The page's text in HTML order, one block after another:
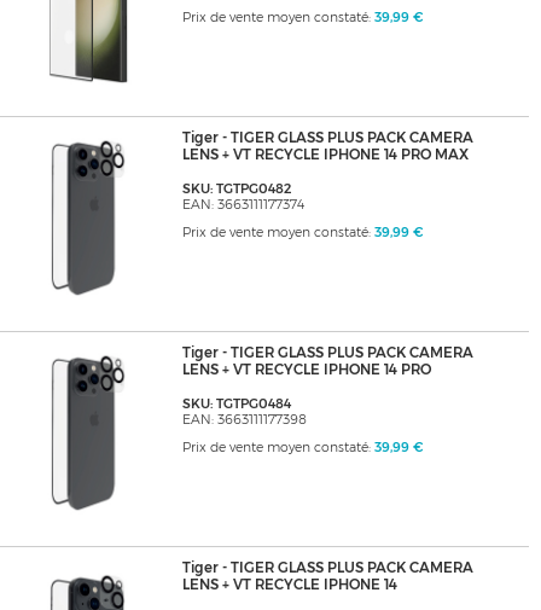
Prix de vente moyen constaté: 39,99 €
Tiger - TIGER GLASS PLUS PACK CAMERA
LENS + VT RECYCLE IPHONE 14 PRO MAX
SKU: TGTPG0482
EAN: 3663111177374
Prix de vente moyen constaté: 39,99 €
Tiger - TIGER GLASS PLUS PACK CAMERA
LENS + VT RECYCLE IPHONE 14 PRO
SKU: TGTPG0484
EAN: 3663111177398
Prix de vente moyen constaté: 39,99 €
Tiger - TIGER GLASS PLUS PACK CAMERA
LENS + VT RECYCLE IPHONE 14